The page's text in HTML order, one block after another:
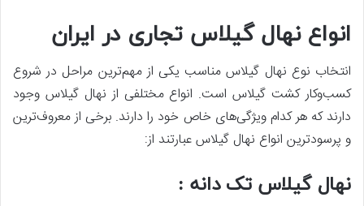
انواع نهال گیلاس تجاری در ایران
انتخاب نوع نهال گیلاس مناسب یکی از مهم‌ترین مراحل در شروع
کسب‌وکار کشت گیلاس است. انواع مختلفی از نهال گیلاس وجود
دارند که هر کدام ویژگی‌های خاص خود را دارند. برخی از معروف‌ترین
و پرسودترین انواع نهال گیلاس عبارتند از:
نهال گیلاس تک دانه :